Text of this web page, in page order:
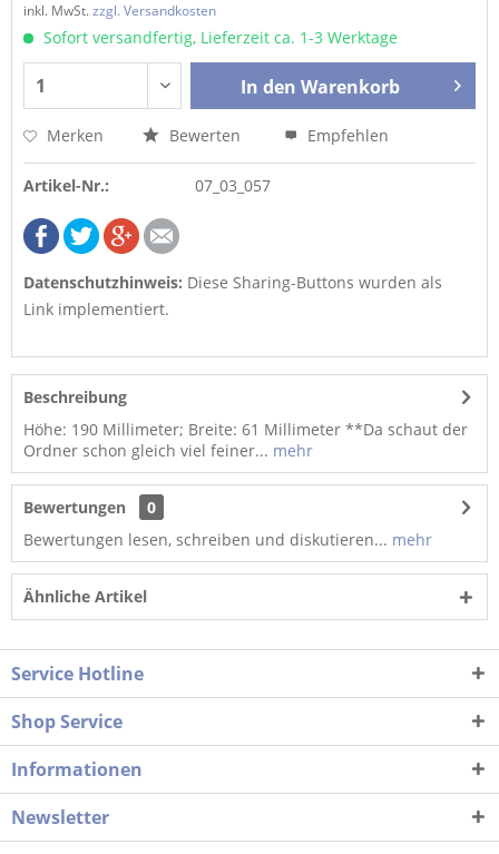
inkl. MwSt.zzgl. Versandkosten
Sofort versandfertig, Lieferzeit ca. 1-3 Werktage
In den Warenkorb
Merken Bewerten Empfehlen
Artikel-Nr.: 07_03_057
Datenschutzhinweis: Diese Sharing-Buttons wurden als
Link implementiert.
Beschreibung
Höhe: 190 Millimeter; Breite: 61 Millimeter **Da schaut der
Ordner schon gleich viel feiner... mehr
Bewertungen
0
Bewertungen lesen, schreiben und diskutieren... mehr
Ähnliche Artikel
Service Hotline
Shop Service
Informationen
Newsletter